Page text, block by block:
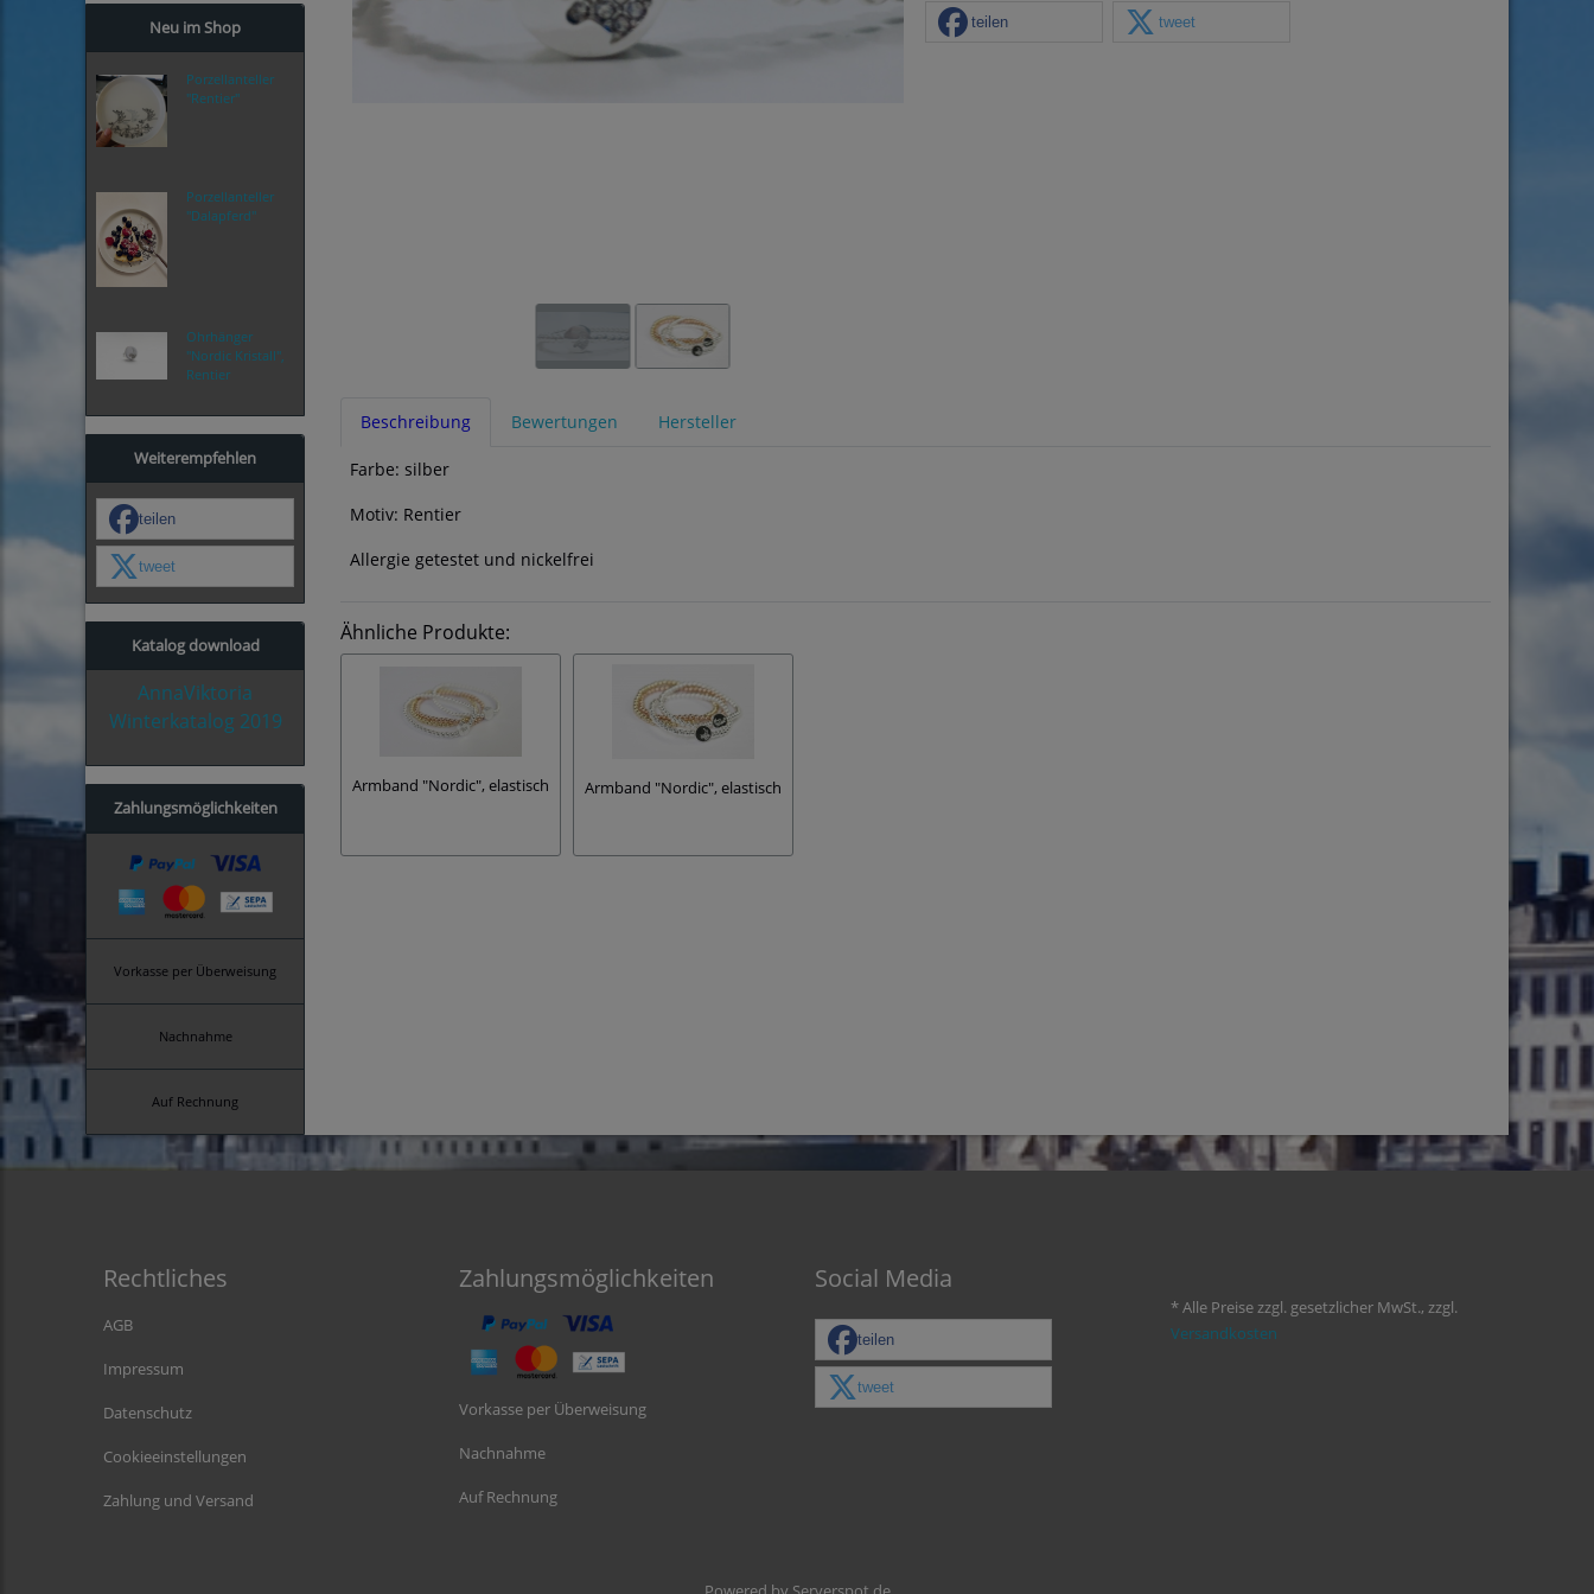
Neu im Shop
Porzellanteller
"Rentier"
Porzellanteller
"Dalapferd"
Ohrhänger
"Nordic Kristall",
Rentier
Weiterempfehlen
teilen
tweet
Katalog download
AnnaViktoria
Winterkatalog 2019
Zahlungsmöglichkeiten
Vorkasse per Überweisung
Nachnahme
Auf Rechnung
teilen tweet
Beschreibung Bewertungen Hersteller
Farbe: silber
Motiv: Rentier
Allergie getestet und nickelfrei
Ähnliche Produkte:
Armband "Nordic", elastisch Armband "Nordic", elastisch
Rechtliches
AGB
Impressum
Datenschutz
Cookieeinstellungen
Zahlung und Versand
Zahlungsmöglichkeiten
Vorkasse per Überweisung
Nachnahme
Auf Rechnung
Social Media
teilen
tweet
* Alle Preise zzgl. gesetzlicher MwSt., zzgl.
Versandkosten